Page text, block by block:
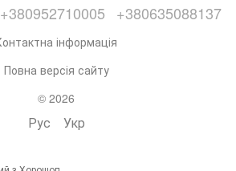
+380952710005 +380635088137
інформація
Повна версія сайту
© 2026
Рус Укр